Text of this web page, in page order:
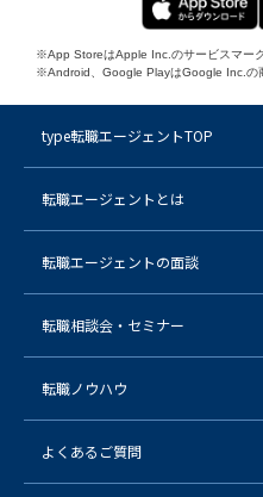
※App StoreはApple Inc.のサービスマーク
※Android、Google PlayはGoogle Inc.の
type転職エージェントTOP
転職エージェントとは
転職エージェントの面談
転職相談会・セミナー
転職ノウハウ
よくあるご質問